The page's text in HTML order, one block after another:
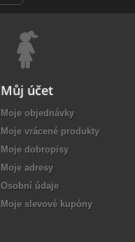
Můj účet
Moje objednávky
Moje vrácené produkty
Moje dobropisy
Moje adresy
Osobní údaje
Moje slevové kupóny